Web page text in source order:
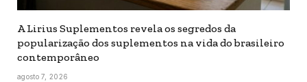
A Lirius Suplementos revela os segredos da
popularização dos suplementos na vida do brasileiro
contemporâneo
agosto 7, 2026